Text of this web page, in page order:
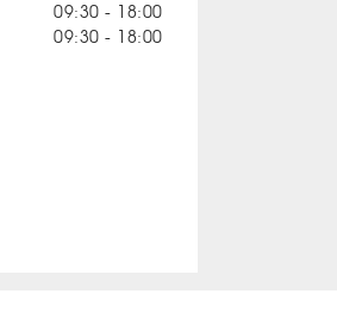
09:30 - 18:00
09:30 - 18:00